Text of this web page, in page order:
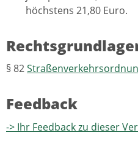
höchstens 21,80 Euro.
§ 82
Feedback
-> Ihr Feedback zu dieser